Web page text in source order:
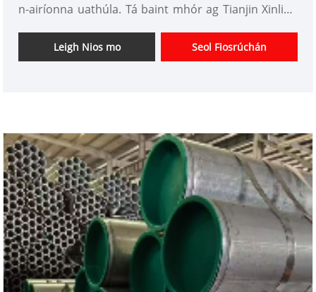
n-airíonna uathúla. Tá baint mhór ag Tianjin Xinlida
anuas, le tacaíocht ó chóras "táirgeadh intíre +
bunanna thar lear + trádáil dhomhanda," na píopaí
sholáthar do thionscadail thar lear.
Leigh Nios mo Seol Fiosrúchán